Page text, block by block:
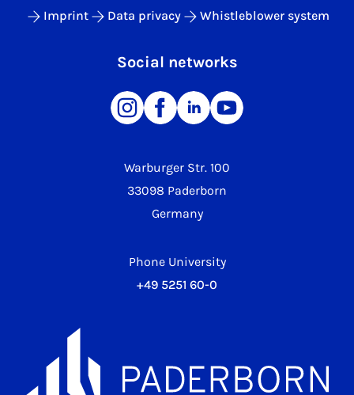
Warburger Str. 100
33098 Paderborn
Germany
Phone University
+49 5251 60-0
Imprint Data privacy Whistleblower system
Social networks